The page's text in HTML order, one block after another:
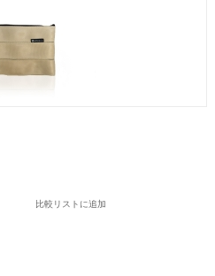
比較リストに追加